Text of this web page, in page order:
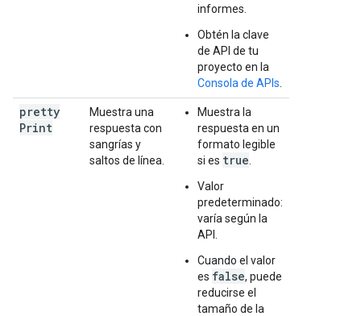
informes.
Obtén la clave
de API de tu
proyecto en la
Consola de APIs
pretty
Print
Muestra una
respuesta con
sangrías y
saltos de línea.
Muestra la
respuesta en un
formato legible
si es true
Valor
predeterminado:
varía según la
API.
Cuando el valor
es false, puede
reducirse el
tamaño de la